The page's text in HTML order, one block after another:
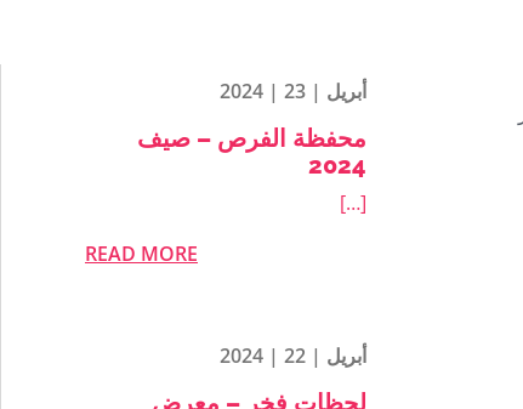
أبريل | 23 | 2024
محفظة الفرص – صيف
2024
[…]
READ MORE
أبريل | 22 | 2024
لحظات فخر – معرض